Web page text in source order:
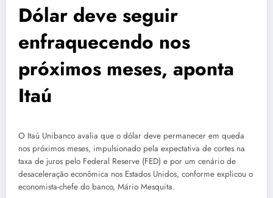
Dólar deve seguir
enfraquecendo nos
próximos meses, aponta
Itaú
O Itaú Unibanco avalia que o dólar deve permanecer em queda
nos próximos meses, impulsionado pela expectativa de cortes na
taxa de juros pelo Federal Reserve (FED) e por um cenário de
desaceleração econômica nos Estados Unidos, conforme explicou o
economista-chefe do banco, Mário Mesquita.